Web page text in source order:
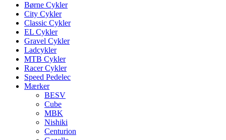
Børne Cykler
City Cykler
Classic Cykler
EL Cykler
Gravel Cykler
Ladcykler
MTB Cykler
Racer Cykler
Speed Pedelec
Mærker
BESV
Cube
MBK
Nishiki
Centurion